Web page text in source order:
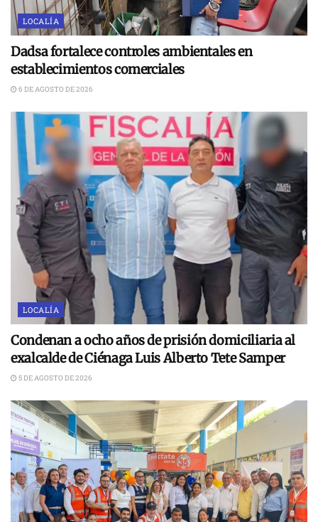
LOCALÍA
Dadsa fortalece controles ambientales en
establecimientos comerciales
6 DE AGOSTO DE 2026
LOCALÍA
Condenan a ocho años de prisión domiciliaria al
exalcalde de Ciénaga Luis Alberto Tete Samper
5 DE AGOSTO DE 2026